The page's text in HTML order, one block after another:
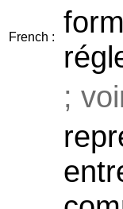
French :
;